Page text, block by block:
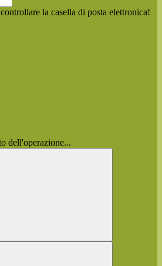
la casella di posta elettronica!
dell'operazione...